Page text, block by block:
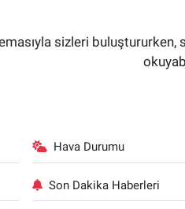
sizleri
Hava Durumu
Son Dakika Haberleri